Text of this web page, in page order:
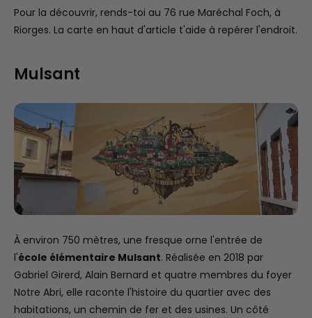
Pour la découvrir, rends-toi au 76 rue Maréchal Foch, à
Riorges. La carte en haut d'article t'aide à repérer l'endroit.
Mulsant
À environ 750 mètres, une fresque orne l'entrée de
l'école élémentaire Mulsant. Réalisée en 2018 par
Gabriel Girerd, Alain Bernard et quatre membres du foyer
Notre Abri, elle raconte l'histoire du quartier avec des
habitations, un chemin de fer et des usines. Un côté